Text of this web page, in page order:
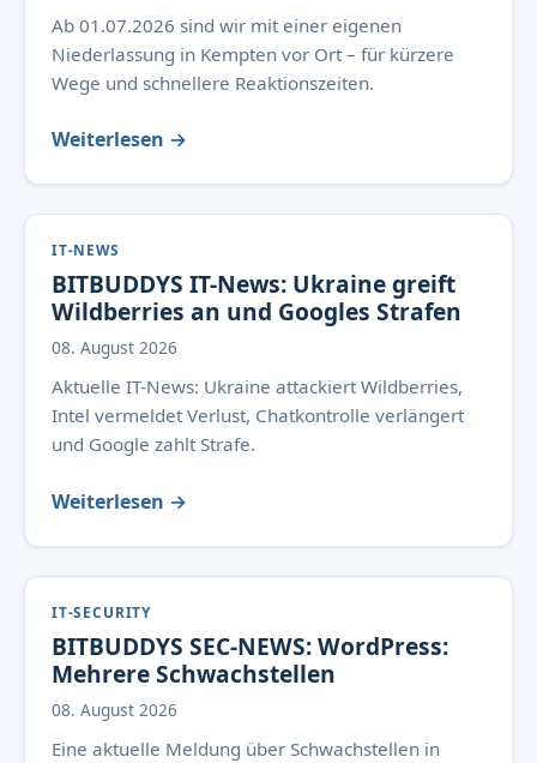
Ab 01.07.2026 sind wir mit einer eigenen
Niederlassung in Kempten vor Ort – für kürzere
Wege und schnellere Reaktionszeiten.
Weiterlesen →
IT-NEWS
BITBUDDYS IT-News: Ukraine greift
Wildberries an und Googles Strafen
08. August 2026
Aktuelle IT-News: Ukraine attackiert Wildberries,
Intel vermeldet Verlust, Chatkontrolle verlängert
und Google zahlt Strafe.
Weiterlesen →
IT-SECURITY
BITBUDDYS SEC-NEWS: WordPress:
Mehrere Schwachstellen
08. August 2026
Eine aktuelle Meldung über Schwachstellen in